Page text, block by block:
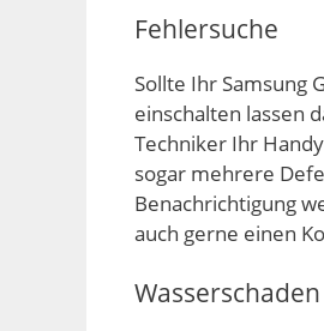
Fehlersuche
Sollte Ihr Samsung
einschalten lassen
Techniker Ihr
sogar mehrere
Benachrichtigung
auch gerne einen